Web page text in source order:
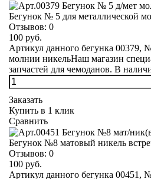
Бегунок № 5 для металлической
Отзывов: 0
100 руб.
Артикул данного бегунка 00379,
молнии никельНаш магазин
запчастей для чемоданов. В
Заказать
Купить в 1 клик
Сравнить
Бегунок №8 матовый никель
Отзывов: 0
100 руб.
Артикул данного бегунка 00451,